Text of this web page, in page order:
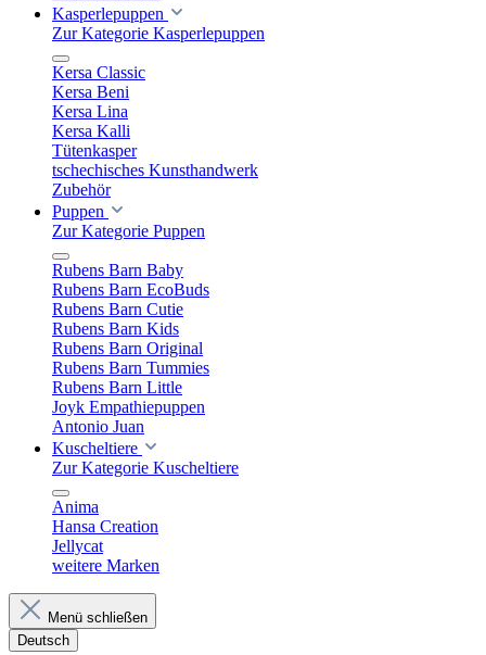
Kasperlepuppen
Zur Kategorie Kasperlepuppen
Kersa Classic
Kersa Beni
Kersa Lina
Kersa Kalli
Tütenkasper
tschechisches Kunsthandwerk
Zubehör
Puppen
Zur Kategorie Puppen
Rubens Barn Baby
Rubens Barn EcoBuds
Rubens Barn Cutie
Rubens Barn Kids
Rubens Barn Original
Rubens Barn Tummies
Rubens Barn Little
Joyk Empathiepuppen
Antonio Juan
Kuscheltiere
Zur Kategorie Kuscheltiere
Anima
Hansa Creation
Jellycat
weitere Marken
Menü schließen
Deutsch